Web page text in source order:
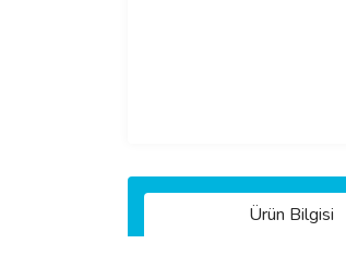
Ürün Bilgisi